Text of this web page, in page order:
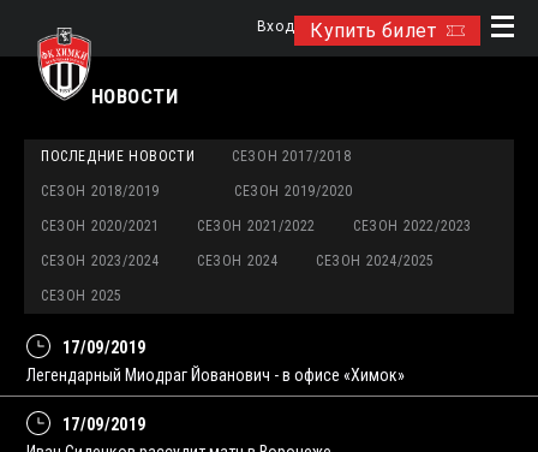
Купить билет
Вход
НОВОСТИ
ПОСЛЕДНИЕ НОВОСТИ СЕЗОН 2017/2018
СЕЗОН 2018/2019 СЕЗОН 2019/2020
СЕЗОН 2020/2021 СЕЗОН 2021/2022 СЕЗОН 2022/2023
СЕЗОН 2023/2024 СЕЗОН 2024 СЕЗОН 2024/2025
СЕЗОН 2025
17/09/2019
Легендарный Миодраг Йованович - в офисе «Химок»
17/09/2019